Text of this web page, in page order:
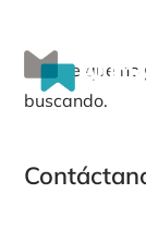
Parece que
buscando.